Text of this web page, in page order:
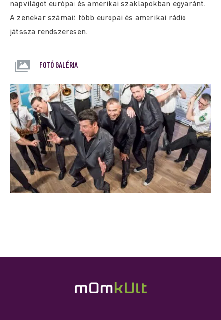
napvilágot európai és amerikai szaklapokban egyaránt.
A zenekar számait több európai és amerikai rádió
játssza rendszeresen.
FOTÓ GALÉRIA